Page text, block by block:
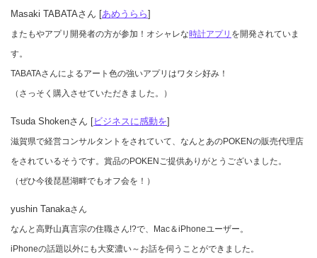
Masaki TABATAさん [あめうらら]
またもやアプリ開発者の方が参加！オシャレな時計アプリ を開発されていま
す。
TABATAさんによるアート色の強いアプリはワタシ好み！
（さっそく購入させていただきました。）
Tsuda Shokenさん [ビジネスに感動を]
滋賀県で経営コンサルタントをされていて、なんとあのPOKENの販売代理店
をされているそうです。賞品のPOKENご提供ありがとうございました。
（ぜひ今後琵琶湖畔でもオフ会を！）
yushin Tanakaさん
なんと高野山真言宗の住職さん!?で、Mac＆iPhoneユーザー。
iPhoneの話題以外にも大変濃い～お話を伺うことができました。